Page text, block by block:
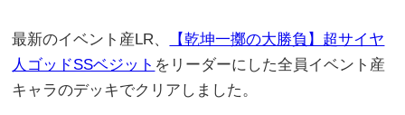
最新のイベント産LR、
【乾坤一擲の大勝負】超サイヤ
人ゴッドSSベジット をリーダーにした全員イベント産
キャラのデッキでクリアしました。